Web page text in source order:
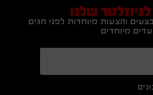
שלנו
והצעות מיוחדות לפני חגים
מיוחדים